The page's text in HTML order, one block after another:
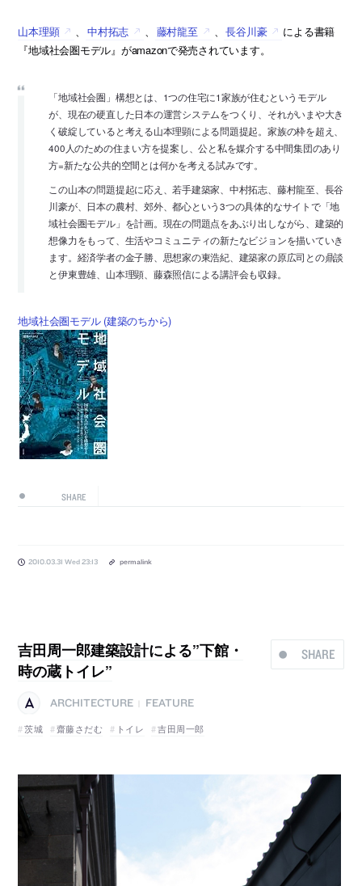
山本理顕 中村拓志 藤村龍至 長谷川豪
による書籍
『地域社会圏モデル』がamazonで発売されています。
「地域社会圏」構想とは、1つの住宅に1家族が住むというモデル
が、現在の硬直した日本の運営システムをつくり、それがいまや大き
く破綻していると考える山本理顕による問題提起。家族の枠を超え、
400人のための住まい方を提案し、公と私を媒介する中間集団のあり
方=新たな公共的空間とは何かを考える試みです。
この山本の問題提起に応え、若手建築家、中村拓志、藤村龍至、長谷
川豪が、日本の農村、郊外、都心という3つの具体的なサイトで「地
域社会圏モデル」を計画。現在の問題点をあぶり出しながら、建築的
想像力をもって、生活やコミュニティの新たなビジョンを描いていき
ます。経済学者の金子勝、思想家の東浩紀、建築家の原広司との鼎談
と伊東豊雄、山本理顕、藤森照信による講評会も収録。
地域社会圏モデル (建築のちから)
SHARE
2010.03.31 Wed 23:13 permalink
SHARE
吉田周一郎建築設計による”下館・
時の蔵トイレ”
ARCHITECTURE
FEATURE
茨城
齋藤さだむ トイレ 吉田周一郎